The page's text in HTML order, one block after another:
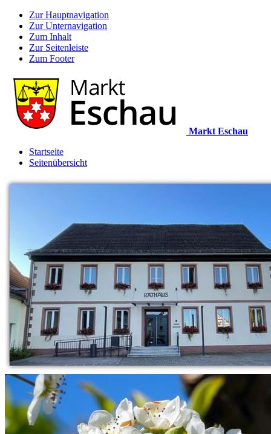
Zur Hauptnavigation
Zur Unternavigation
Zum Inhalt
Zur Seitenleiste
Zum Footer
Markt Eschau
Startseite
Seitenübersicht